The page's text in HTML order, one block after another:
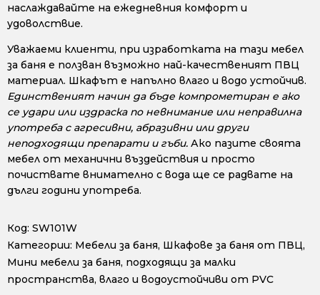
наслаждавайте на ежедневния комфорт и
удоволствие.
Уважаеми клиенти, при изработката на тази мебел
за баня е ползван възможно най-качественият ПВЦ
материал. Шкафът е напълно влаго и водо устойчив.
Единственият начин да бъде компрометиран е ако
се удари или издраска по невнимание или неправилна
употреба с агресивни, абразивни или други
неподходящи препарати и гъби. Ако пазите своята
мебел от механични въздействия и просто
почиствате внимателно с вода ще се радвате на
дълги години употреба.
Код: SW101W
Категории: Мебели за баня, Шкафове за баня от ПВЦ,
Мини мебели за баня, подходящи за малки
пространства, влаго и водоустойчиви от PVC